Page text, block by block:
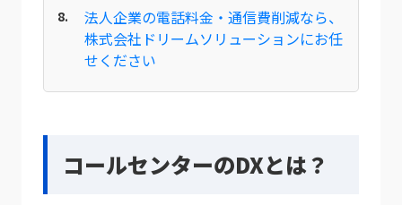
法人企業の電話料金・通信費削減なら、
株式会社ドリームソリューションにお任
せください
コールセンターのDXとは？